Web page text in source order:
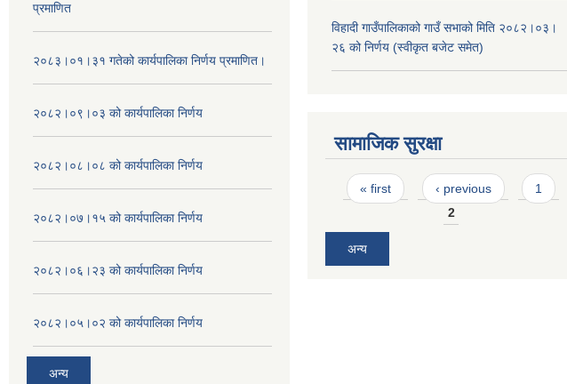
प्रमाणित
२०८३।०१।३१ गतेको कार्यपालिका निर्णय प्रमाणित।
२०८२।०९।०३ को कार्यपालिका निर्णय
२०८२।०८।०८ को कार्यपालिका निर्णय
२०८२।०७।१५ को कार्यपालिका निर्णय
२०८२।०६।२३ को कार्यपालिका निर्णय
२०८२।०५।०२ को कार्यपालिका निर्णय
अन्य
विहादी गाउँपालिकाको गाउँ सभाको मिति २०८२।०३।
२६ को निर्णय (स्वीकृत बजेट समेत)
सामाजिक सुरक्षा
Pages
« first ‹ previous
1
2
अन्य